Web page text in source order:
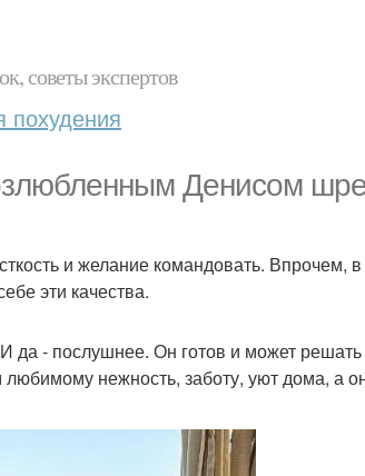
советы экспертов
похудения
Денисом
и желание командовать. Впрочем, в
эти качества.
да - послушнее. Он готов и может решать
нежность, заботу, уют дома, а